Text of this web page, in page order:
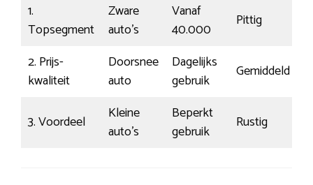
1.
Topsegment
Zware
auto’s
Vanaf
40.000
Pittig
2. Prijs-
kwaliteit
Doorsnee
auto
Dagelijks
gebruik
Gemiddeld
3. Voordeel
Kleine
auto’s
Beperkt
gebruik
Rustig